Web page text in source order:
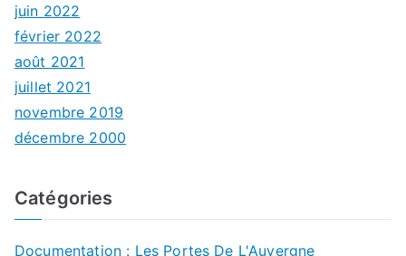
juin 2022
février 2022
août 2021
juillet 2021
novembre 2019
décembre 2000
Catégories
Documentation : Les Portes De L'Auvergne